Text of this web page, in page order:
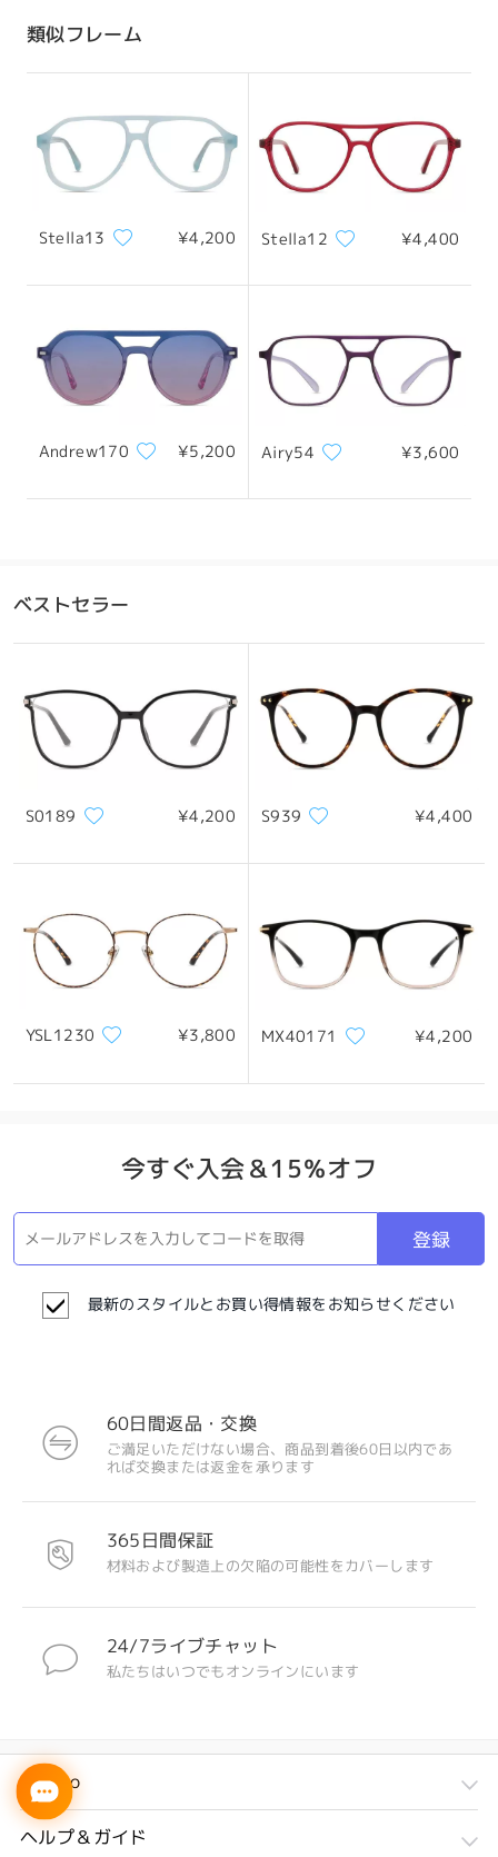
全てのレビューを読む
配送時間
配送
類似フレーム
Stella13 ¥4,200 Stella12 ¥4,400
Andrew170 ¥5,200 Airy54 ¥3,600
ベストセラー
S0189 ¥4,200 S939 ¥4,400
YSL1230 ¥3,800 MX40171 ¥4,200
今すぐ入会＆15％オフ
登録
最新のスタイルとお買い得情報をお知らせください
60日間返品・交換
ご満足いただけない場合、商品到着後60日以内であ
れば交換または返金を承ります
365日間保証
材料および製造上の欠陥の可能性をカバーします
24/7ライブチャット
私たちはいつでもオンラインにいます
Firmoo
ヘルプ＆ガイド